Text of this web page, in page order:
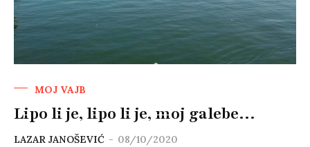
MOJ VAJB
Lipo li je, lipo li je, moj galebe…
LAZAR JANOŠEVIĆ - 08/10/2020